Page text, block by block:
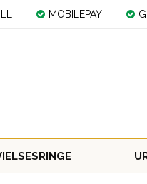
MOBILEPAY